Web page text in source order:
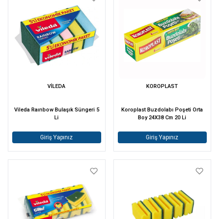
VİLEDA
Vileda Raınbow Bulaşık Süngeri 5
Li
Giriş Yapınız
KOROPLAST
Koroplast Buzdolabı Poşeti Orta
Boy 24X38 Cm 20 Li
Giriş Yapınız